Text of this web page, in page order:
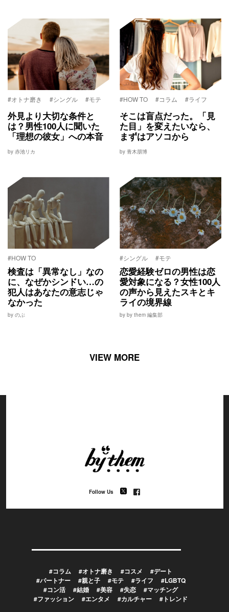
#オトナ磨き #シングル #モテ
外見より大切な条件と
は？男性100人に聞いた
「理想の彼女」への本音
by 赤池リカ
#HOW TO #コラム #ライフ
そこは盲点だった。「見
た目」を変えたいなら、
まずはアソコから
by 青木朋博
#HOW TO
検査は「異常なし」なの
に、なぜかシンドい…の
犯人はあなたの意志じゃ
なかった
by のぶ
#シングル #モテ
恋愛経験ゼロの男性は恋
愛対象になる？女性100人
の声から見えたスキとキ
ライの境界線
by by them 編集部
VIEW MORE
Follow Us
#コラム #オトナ磨き #コスメ
#デート
#パートナー
#親と子 #モテ #ライフ
#LGBTQ
#コン活
#結婚 #美容 #失恋
#マッチング
#ファッション
#エンタメ #カルチャー #トレンド